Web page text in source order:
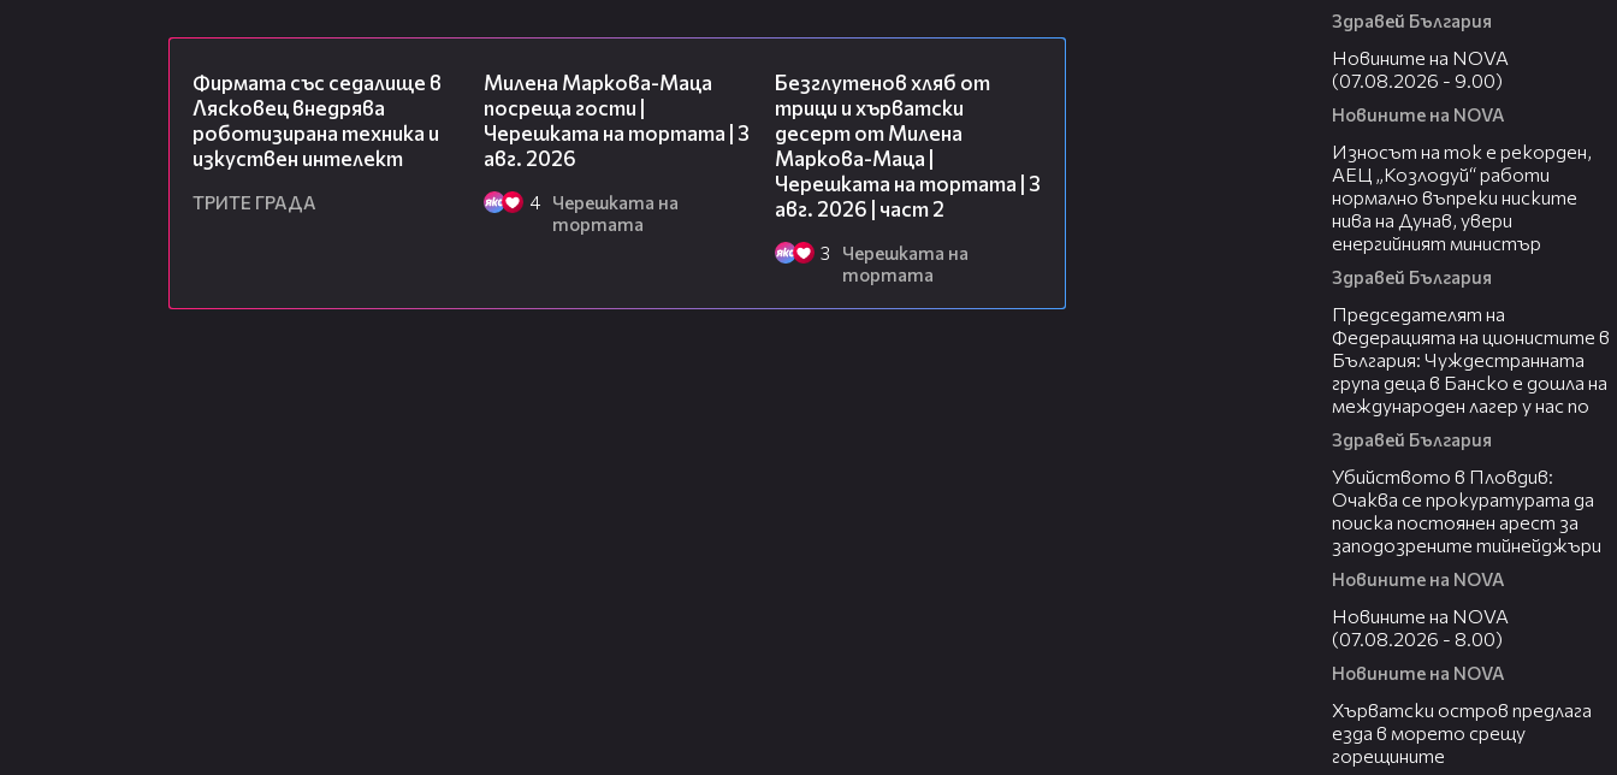
Фирмата със седалище в
Лясковец внедрява
роботизирана техника и
изкуствен интелект
ТРИТЕ ГРАДА
Милена Маркова-Маца
посреща гости |
Черешката на тортата | 3
авг. 2026
4
Черешката на
тортата
Безглутенов хляб от
трици и хърватски
десерт от Милена
Маркова-Маца |
Черешката на тортата | 3
авг. 2026 | част 2
3
Черешката на
тортата
Здравей България
Новините на NOVA
(07.08.2026 - 9.00)
Новините на NOVA
Износът на ток е рекорден,
АЕЦ „Козлодуй“ работи
нормално въпреки ниските
нива на Дунав, увери
енергийният министър
Здравей България
Председателят на
Федерацията на ционистите в
България: Чуждестранната
група деца в Банско е дошла на
международен лагер у нас по
Здравей България
Убийството в Пловдив:
Очаква се прокуратурата да
поиска постоянен арест за
заподозрените тийнейджъри
Новините на NOVA
Новините на NOVA
(07.08.2026 - 8.00)
Новините на NOVA
Хърватски остров предлага
езда в морето срещу
горещините